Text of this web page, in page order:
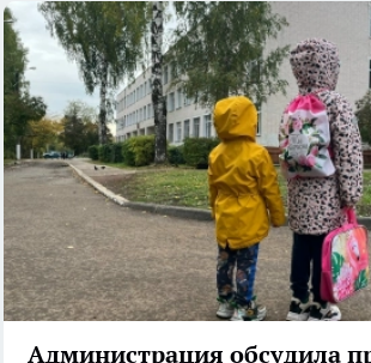
Администрация обсудила